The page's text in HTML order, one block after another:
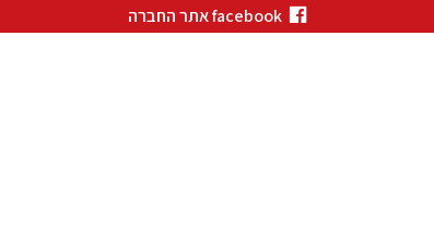
facebook אתר החברה